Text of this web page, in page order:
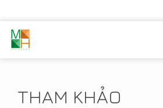
THAM KHẢO